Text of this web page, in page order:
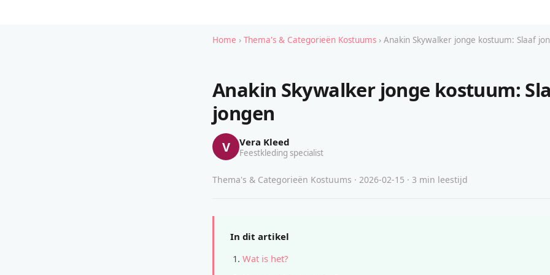
Home › Thema's & Categorieën Kostuums › Anakin Skywalker jonge kostuum: Slaaf
Anakin Skywalker jonge kostuum:
jongen
V Vera Kleed
Feestkleding specialist
Thema's & Categorieën Kostuums · 2026-02-15 · 3 min leestijd
In dit artikel
Wat is het?